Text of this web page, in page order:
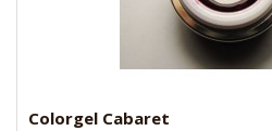
Colorgel Cabaret